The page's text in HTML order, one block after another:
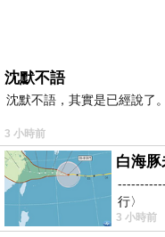
沈默不語
沈默不語，其實是已經說了。
3 小時前
白海
行〉
3 小時前